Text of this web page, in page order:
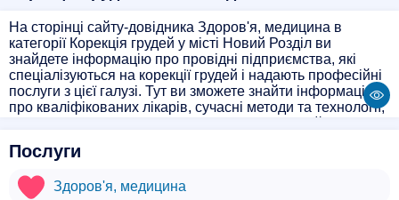
На сторінці сайту-довідника Здоров'я, медицина в
категорії Корекція грудей у місті Новий Розділ ви
знайдете інформацію про провідні підприємства, які
спеціалізуються на корекції грудей і надають професійні
послуги з цієї галузі. Тут ви зможете знайти інформацію
про кваліфікованих лікарів, сучасні методи та технології,
порадами експертів та вибрати найкращий варіант для
післяопераційного періоду та догляду за грудьми також
Послуги
Здоров'я, медицина